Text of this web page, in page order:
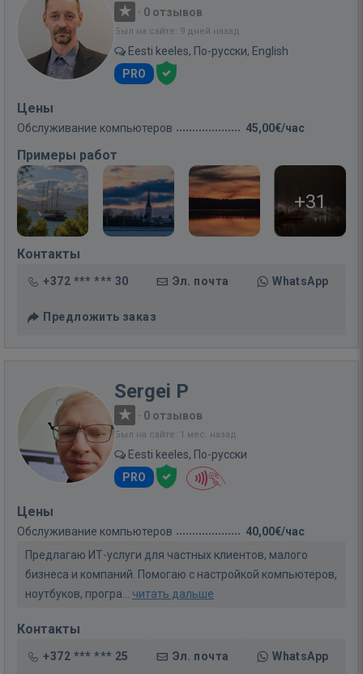
· 0 отзывов
Был на сайте: 9 дней назад
Eesti keeles, По-русски, English
PRO
Цены
Обслуживание компьютеров 45,00€/час
Примеры работ
+31
Контакты
+372 *** *** 30 Эл. почта WhatsApp
Предложить заказ
Sergei P
· 0 отзывов
Был на сайте: 1 мес. назад
Eesti keeles, По-русски
PRO
Цены
Обслуживание компьютеров
40,00€/час
Предлагаю ИТ-услуги для частных клиентов, малого
бизнеса и компаний. Помогаю с настройкой компьютеров,
ноутбуков, програ... читать дальше
Контакты
+372 *** *** 25 Эл. почта WhatsApp